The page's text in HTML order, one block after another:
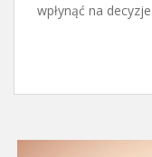
wpłynąć na